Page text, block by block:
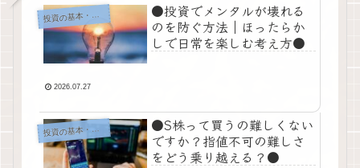
投
資の基本・考え方
●投資でメンタルが壊れる
のを防ぐ方法｜ほったらか
しで日常を楽しむ考え方●
2026.07.27
投
資の基本・考え方
●S株って買うの難しくない
ですか？指値不可の難しさ
をどう乗り越える？●